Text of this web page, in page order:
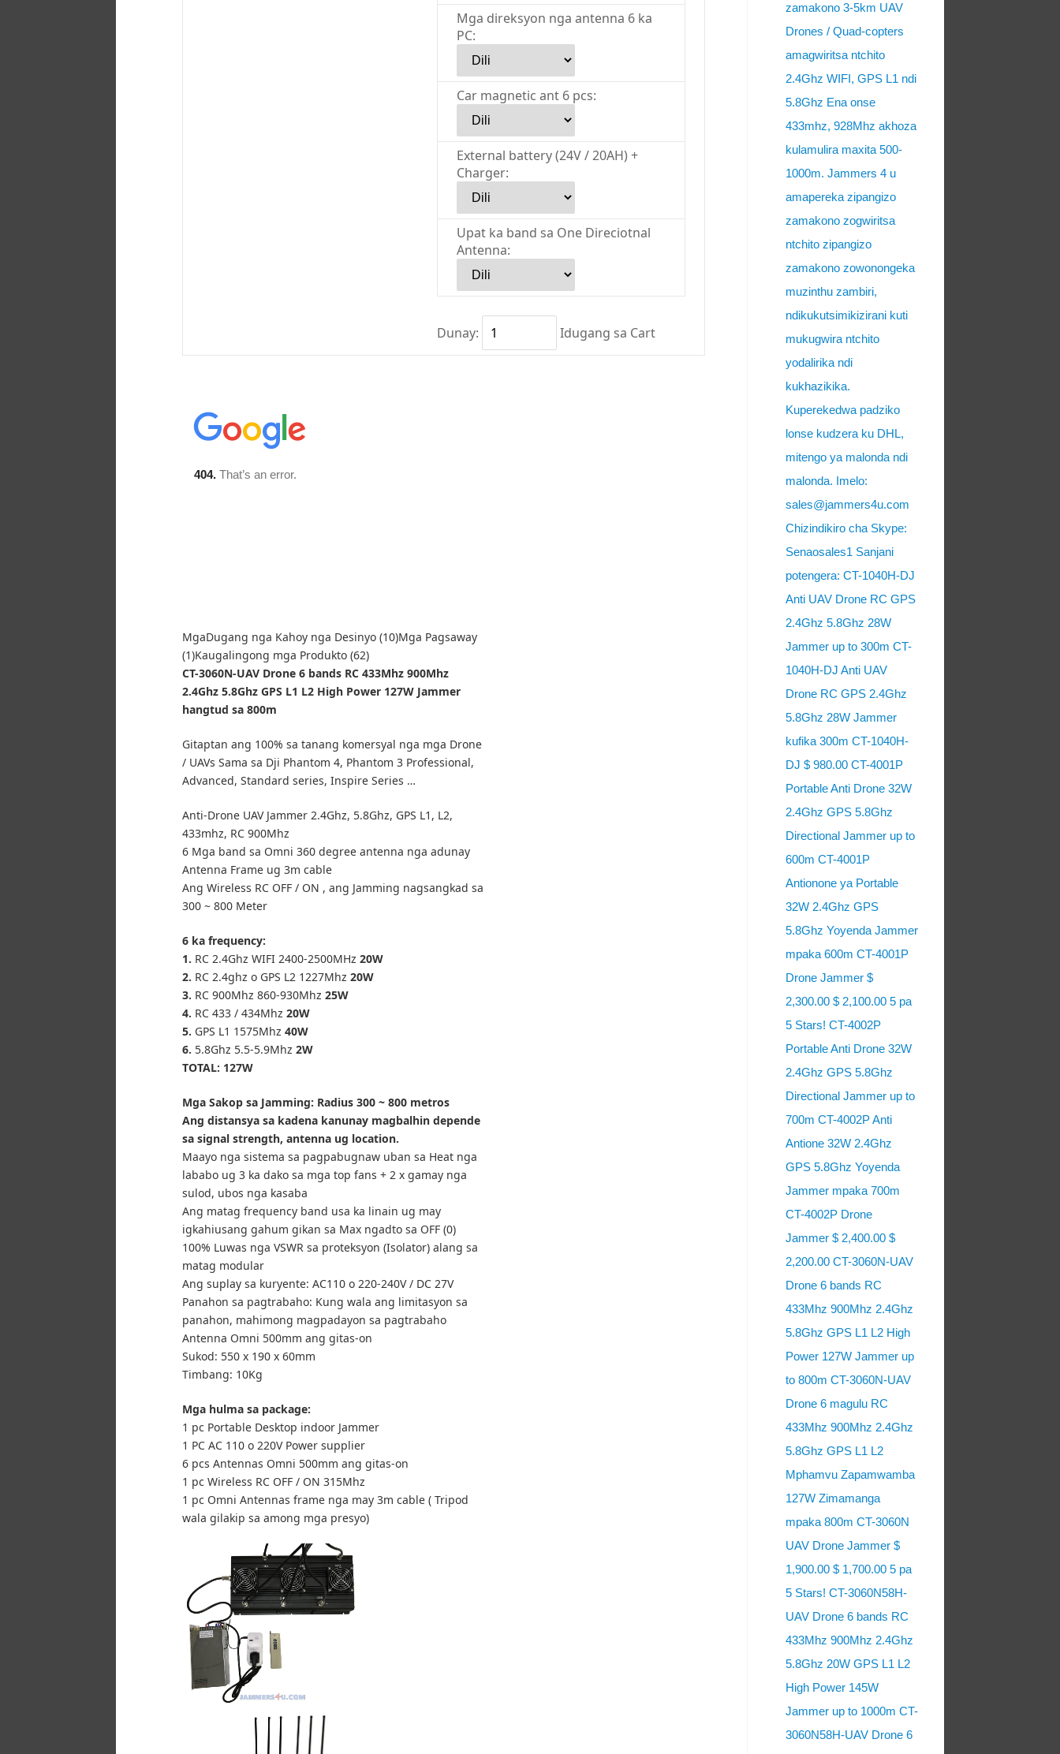
Mga direksyon nga antenna 6 ka
PC:
Car magnetic ant 6 pcs:
External battery (24V / 20AH) +
Charger:
Upat ka band sa One Direciotnal
Antenna:
Dunay: Idugang sa Cart
MgaDugang nga Kahoy nga Desinyo (10)Mga Pagsaway
(1)Kaugalingong mga Produkto (62)
CT-3060N-UAV Drone 6 bands RC 433Mhz 900Mhz
2.4Ghz 5.8Ghz GPS L1 L2 High Power 127W Jammer
hangtud sa 800m
Gitaptan ang 100% sa tanang komersyal nga mga Drone
/ UAVs Sama sa Dji Phantom 4, Phantom 3 Professional,
Advanced, Standard series, Inspire Series …
Anti-Drone UAV Jammer 2.4Ghz, 5.8Ghz, GPS L1, L2,
433mhz, RC 900Mhz
6 Mga band sa Omni 360 degree antenna nga adunay
Antenna Frame ug 3m cable
Ang Wireless RC OFF / ON , ang Jamming nagsangkad sa
300 ~ 800 Meter
6 ka frequency:
1. RC 2.4Ghz WIFI 2400-2500MHz 20W
2. RC 2.4ghz o GPS L2 1227Mhz 20W
3. RC 900Mhz 860-930Mhz 25W
4. RC 433 / 434Mhz 20W
5. GPS L1 1575Mhz 40W
6. 5.8Ghz 5.5-5.9Mhz 2W
TOTAL: 127W
Mga Sakop sa Jamming: Radius 300 ~ 800 metros
Ang distansya sa kadena kanunay magbalhin depende
sa signal strength, antenna ug location.
Maayo nga sistema sa pagpabugnaw uban sa Heat nga
lababo ug 3 ka dako sa mga top fans + 2 x gamay nga
sulod, ubos nga kasaba
Ang matag frequency band usa ka linain ug may
igkahiusang gahum gikan sa Max ngadto sa OFF (0)
100% Luwas nga VSWR sa proteksyon (Isolator) alang sa
matag modular
Ang suplay sa kuryente: AC110 o 220-240V / DC 27V
Panahon sa pagtrabaho: Kung wala ang limitasyon sa
panahon, mahimong magpadayon sa pagtrabaho
Antenna Omni 500mm ang gitas-on
Sukod: 550 x 190 x 60mm
Timbang: 10Kg
Mga hulma sa package:
1 pc Portable Desktop indoor Jammer
1 PC AC 110 o 220V Power supplier
6 pcs Antennas Omni 500mm ang gitas-on
1 pc Wireless RC OFF / ON 315Mhz
1 pc Omni Antennas frame nga may 3m cable ( Tripod
wala gilakip sa among mga presyo)
zamakono 3-5km UAV
Drones / Quad-copters
amagwiritsa ntchito
2.4Ghz WIFI, GPS L1 ndi
5.8Ghz Ena onse
433mhz, 928Mhz akhoza
kulamulira maxita 500-
1000m. Jammers 4 u
amapereka zipangizo
zamakono zogwiritsa
ntchito zipangizo
zamakono zowonongeka
muzinthu zambiri,
ndikukutsimikizirani kuti
mukugwira ntchito
yodalirika ndi
kukhazikika.
Kuperekedwa padziko
lonse kudzera ku DHL,
mitengo ya malonda ndi
malonda. Imelo:
sales@jammers4u.com
Chizindikiro cha Skype:
Senaosales1 Sanjani
potengera: CT-1040H-DJ
Anti UAV Drone RC GPS
2.4Ghz 5.8Ghz 28W
Jammer up to 300m CT-
1040H-DJ Anti UAV
Drone RC GPS 2.4Ghz
5.8Ghz 28W Jammer
kufika 300m CT-1040H-
DJ $ 980.00 CT-4001P
Portable Anti Drone 32W
2.4Ghz GPS 5.8Ghz
Directional Jammer up to
600m CT-4001P
Antionone ya Portable
32W 2.4Ghz GPS
5.8Ghz Yoyenda Jammer
mpaka 600m CT-4001P
Drone Jammer $
2,300.00 $ 2,100.00 5 pa
5 Stars! CT-4002P
Portable Anti Drone 32W
2.4Ghz GPS 5.8Ghz
Directional Jammer up to
700m CT-4002P Anti
Antione 32W 2.4Ghz
GPS 5.8Ghz Yoyenda
Jammer mpaka 700m
CT-4002P Drone
Jammer $ 2,400.00 $
2,200.00 CT-3060N-UAV
Drone 6 bands RC
433Mhz 900Mhz 2.4Ghz
5.8Ghz GPS L1 L2 High
Power 127W Jammer up
to 800m CT-3060N-UAV
Drone 6 magulu RC
433Mhz 900Mhz 2.4Ghz
5.8Ghz GPS L1 L2
Mphamvu Zapamwamba
127W Zimamanga
mpaka 800m CT-3060N
UAV Drone Jammer $
1,900.00 $ 1,700.00 5 pa
5 Stars! CT-3060N58H-
UAV Drone 6 bands RC
433Mhz 900Mhz 2.4Ghz
5.8Ghz 20W GPS L1 L2
High Power 145W
Jammer up to 1000m CT-
3060N58H-UAV Drone 6